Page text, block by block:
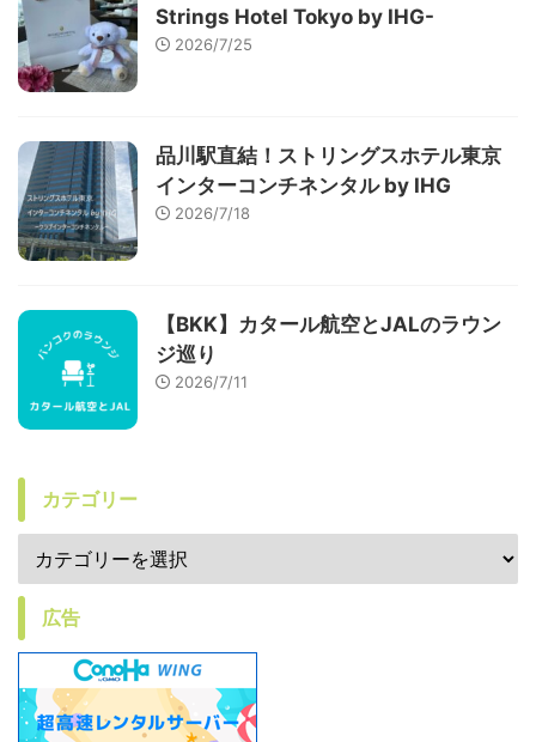
Strings Hotel Tokyo by IHG-
2026/7/25
品川駅直結！ストリングスホテル東京
インターコンチネンタル by IHG
2026/7/18
【BKK】カタール航空とJALのラウン
ジ巡り
2026/7/11
カテゴリー
広告